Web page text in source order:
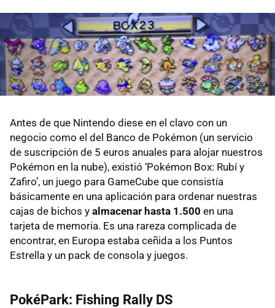
Antes de que Nintendo diese en el clavo con un
negocio como el del Banco de Pokémon (un servicio
de suscripción de 5 euros anuales para alojar nuestros
Pokémon en la nube), existió ‘Pokémon Box: Rubí y
Zafiro’, un juego para GameCube que consistía
básicamente en una aplicación para ordenar nuestras
cajas de bichos y almacenar hasta 1.500 en una
tarjeta de memoria. Es una rareza complicada de
encontrar, en Europa estaba ceñida a los Puntos
Estrella y un pack de consola y juegos.
PokéPark: Fishing Rally DS